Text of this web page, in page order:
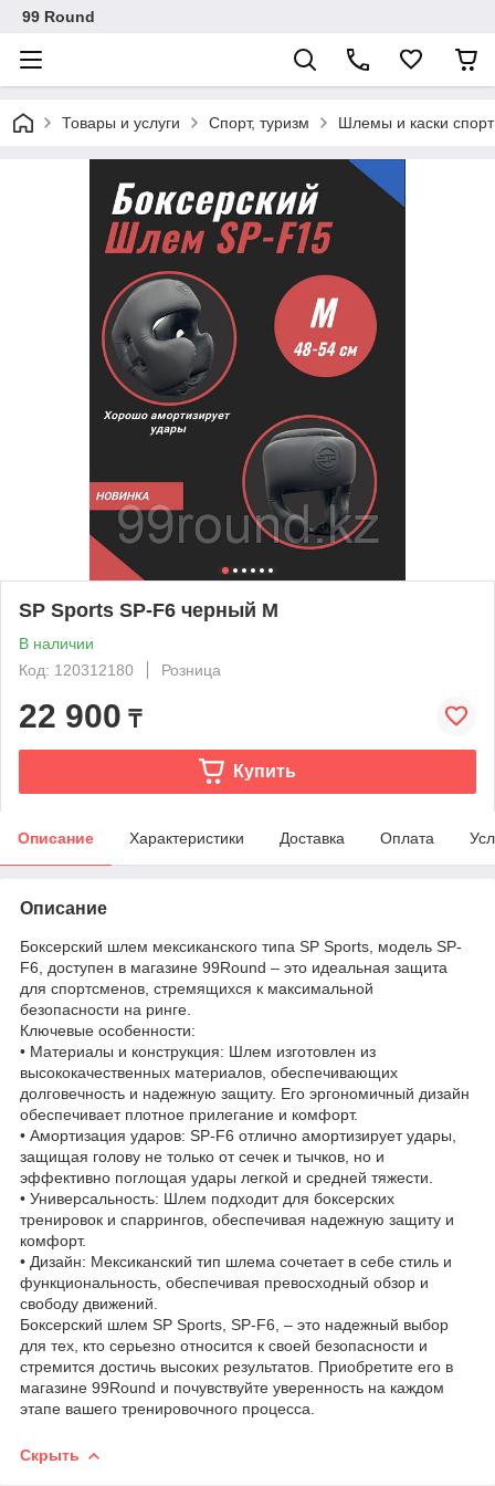
99 Round
Товары и услуги Спорт, туризм Шлемы и каски
SP Sports SP-F6 черный M
В наличии
Код: 120312180
Розница
22 900 ₸
Купить
Описание Характеристики Доставка Оплата
Описание
Боксерский шлем мексиканского типа SP Sports, модель SP-
F6, доступен в магазине 99Round – это идеальная защита
для спортсменов, стремящихся к максимальной
безопасности на ринге.
Ключевые особенности:
• Материалы и конструкция: Шлем изготовлен из
высококачественных материалов, обеспечивающих
долговечность и надежную защиту. Его эргономичный дизайн
обеспечивает плотное прилегание и комфорт.
• Амортизация ударов: SP-F6 отлично амортизирует удары,
защищая голову не только от сечек и тычков, но и
эффективно поглощая удары легкой и средней тяжести.
• Универсальность: Шлем подходит для боксерских
тренировок и спаррингов, обеспечивая надежную защиту и
комфорт.
• Дизайн: Мексиканский тип шлема сочетает в себе стиль и
функциональность, обеспечивая превосходный обзор и
свободу движений.
Боксерский шлем SP Sports, SP-F6, – это надежный выбор
для тех, кто серьезно относится к своей безопасности и
стремится достичь высоких результатов. Приобретите его в
магазине 99Round и почувствуйте уверенность на каждом
этапе вашего тренировочного процесса.
Скрыть